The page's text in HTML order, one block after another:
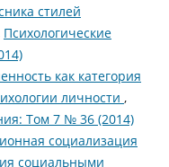
стилей
Психологические
как категория
личности ,
Том 7 № 36 (2014)
социализация
социальными